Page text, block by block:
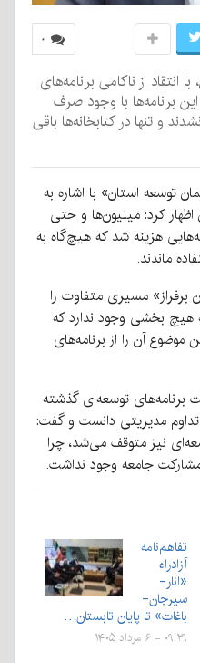
۰
انتقاد از ناکامی برنامه‌های
برنامه‌ها با وجود صرف
و تنها در کتابخانه‌ها باقی
توسعه استان» با اشاره به
کرد: میلیون‌ها و حتی
هزینه شد که هیچ‌گاه به
ماندند.
برفراز» مسیری متفاوت را
هیچ بخشی وجود ندارد که
موضوع آن را از برنامه‌های
برنامه‌های توسعه‌ای گذشته
تداوم مدیریتی دانست و گفت:
نیز متوقف می‌شد، چرا
مشارکت جامعه وجود نداشت.
تفاهم‌نامه
آزادراه
«انار-
سیرجان-
باغات» تا پایان تابستان…
۰۹:۲۹ - ۶ مرداد ۱۴۰۵